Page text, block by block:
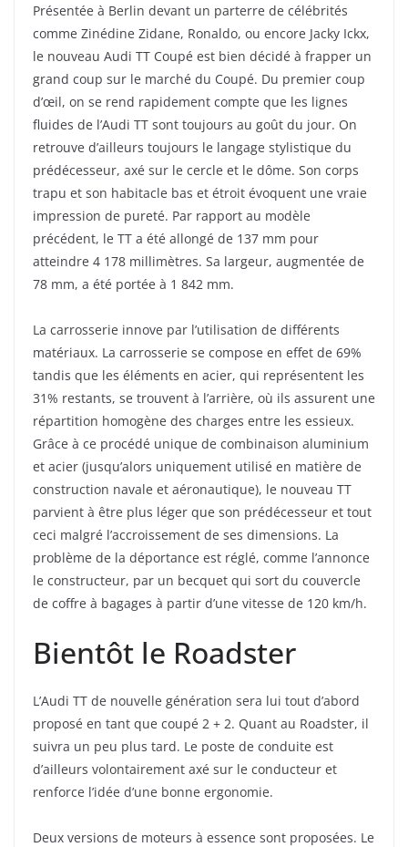
Présentée à Berlin devant un parterre de célébrités
comme Zinédine Zidane, Ronaldo, ou encore Jacky Ickx,
le nouveau Audi TT Coupé est bien décidé à frapper un
grand coup sur le marché du Coupé. Du premier coup
d’œil, on se rend rapidement compte que les lignes
fluides de l’Audi TT sont toujours au goût du jour. On
retrouve d’ailleurs toujours le langage stylistique du
prédécesseur, axé sur le cercle et le dôme. Son corps
trapu et son habitacle bas et étroit évoquent une vraie
impression de pureté. Par rapport au modèle
précédent, le TT a été allongé de 137 mm pour
atteindre 4 178 millimètres. Sa largeur, augmentée de
78 mm, a été portée à 1 842 mm.
La carrosserie innove par l’utilisation de différents
matériaux. La carrosserie se compose en effet de 69%
tandis que les éléments en acier, qui représentent les
31% restants, se trouvent à l’arrière, où ils assurent une
répartition homogène des charges entre les essieux.
Grâce à ce procédé unique de combinaison aluminium
et acier (jusqu’alors uniquement utilisé en matière de
construction navale et aéronautique), le nouveau TT
parvient à être plus léger que son prédécesseur et tout
ceci malgré l’accroissement de ses dimensions. La
problème de la déportance est réglé, comme l’annonce
le constructeur, par un becquet qui sort du couvercle
de coffre à bagages à partir d’une vitesse de 120 km/h.
Bientôt le Roadster
L’Audi TT de nouvelle génération sera lui tout d’abord
proposé en tant que coupé 2 + 2. Quant au Roadster, il
suivra un peu plus tard. Le poste de conduite est
d’ailleurs volontairement axé sur le conducteur et
renforce l’idée d’une bonne ergonomie.
Deux versions de moteurs à essence sont proposées. Le